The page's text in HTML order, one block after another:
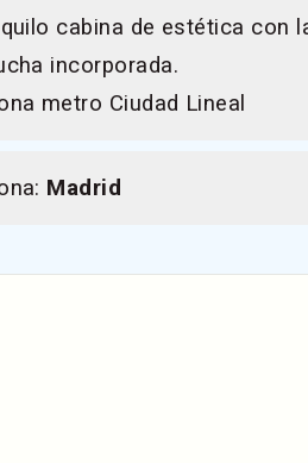
cabina de estética con
incorporada.
metro Ciudad Lineal
Madrid